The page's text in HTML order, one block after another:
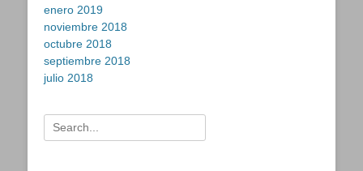
enero 2019
noviembre 2018
octubre 2018
septiembre 2018
julio 2018
Buscar: